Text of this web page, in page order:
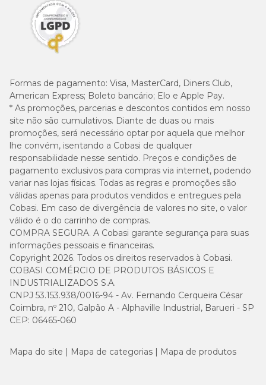
Formas de pagamento: Visa, MasterCard, Diners Club,
American Express; Boleto bancário; Elo e Apple Pay.
* As promoções, parcerias e descontos contidos em nosso
site não são cumulativos. Diante de duas ou mais
promoções, será necessário optar por aquela que melhor
lhe convém, isentando a Cobasi de qualquer
responsabilidade nesse sentido. Preços e condições de
pagamento exclusivos para compras via internet, podendo
variar nas lojas físicas. Todas as regras e promoções são
válidas apenas para produtos vendidos e entregues pela
Cobasi. Em caso de divergência de valores no site, o valor
válido é o do carrinho de compras.
COMPRA SEGURA. A Cobasi garante segurança para suas
informações pessoais e financeiras.
Copyright 2026. Todos os direitos reservados à Cobasi.
COBASI COMÉRCIO DE PRODUTOS BÁSICOS E
INDUSTRIALIZADOS S.A.
CNPJ 53.153.938/0016-94 - Av. Fernando Cerqueira César
Coimbra, nº 210, Galpão A - Alphaville Industrial, Barueri - SP
CEP: 06465-060
Mapa do site Mapa de categorias Mapa de produtos